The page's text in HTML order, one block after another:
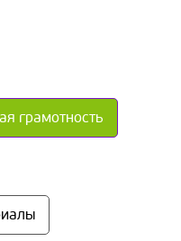
грамотность